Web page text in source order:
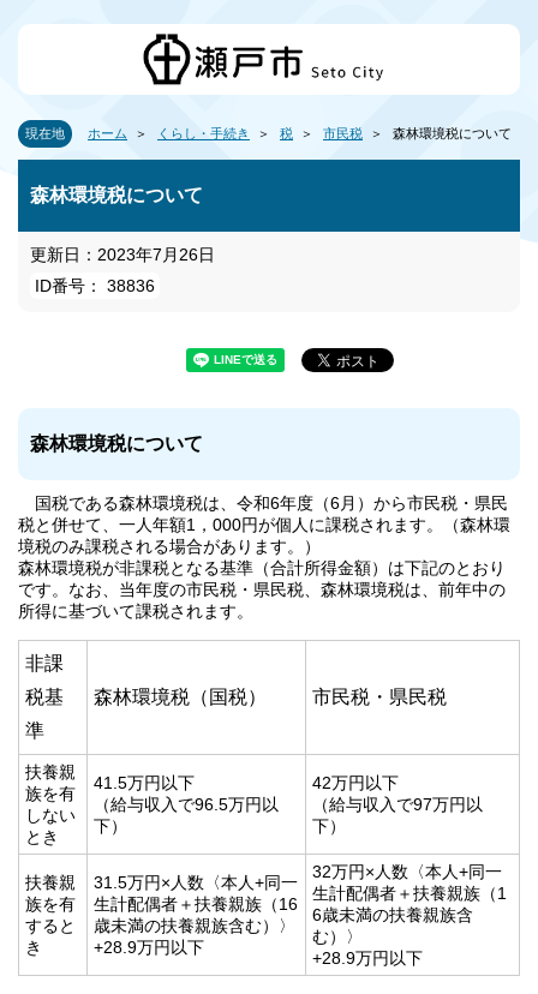
現在地 ホーム くらし・手続き 税 市民税 森林環境税について
森林環境税について
更新日：2023年7月26日
ID番号： 38836
森林環境税について
国税である森林環境税は、令和6年度（6月）から市民税・県民
税と併せて、一人年額1，000円が個人に課税されます。（森林環
境税のみ課税される場合があります。）
森林環境税が非課税となる基準（合計所得金額）は下記のとおり
です。なお、当年度の市民税・県民税、森林環境税は、前年中の
所得に基づいて課税されます。
非課
税基
準
森林環境税（国税） 市民税・県民税
扶養親
族を有
しない
とき
41.5万円以下
（給与収入で96.5万円以
下）
42万円以下
（給与収入で97万円以
下）
扶養親
族を有
すると
き
31.5万円×人数〈本人+同一
生計配偶者＋扶養親族（16
歳未満の扶養親族含む）〉
+28.9万円以下
32万円×人数〈本人+同一
生計配偶者＋扶養親族（1
6歳未満の扶養親族含
む）〉
+28.9万円以下